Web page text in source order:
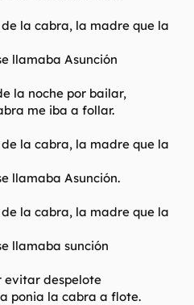
la cabra, la madre que la
llamaba Asunción
la noche por bailar,
me iba a follar.
la cabra, la madre que la
llamaba Asunción.
la cabra, la madre que la
llamaba sunción
evitar despelote
ponia la cabra a flote.